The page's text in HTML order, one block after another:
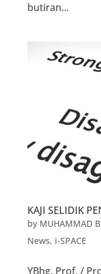
butiran...
KAJI SELIDIK
by MUHAMMAD
News, i-SPACE
YBhg. Prof. /